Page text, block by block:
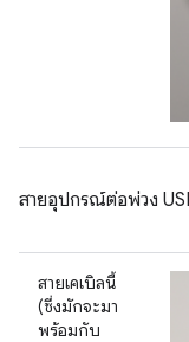
สายอุปกรณ์ต่อพ่วง
สายเคเบิลนี้
(ซึ่งมักจะมา
พร้อมกับ